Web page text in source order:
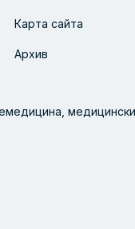
Карта сайта
Архив